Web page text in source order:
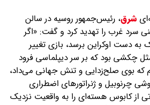
شرق، رئیس‌جمهور روسیه در سالن
سرد غرب را تهدید کرد و گفت: «اگر
دست اوکراین برسد، بازی تغییر
چکشی بود که بر سر دیپلماسی فرود
که بوی صلح‌زدایی و تنش جهانی می‌داد،
چرنوبیل و ژنراتورهای اضطراری
از کابوس هسته‌ای را به واقعیت نزدیک